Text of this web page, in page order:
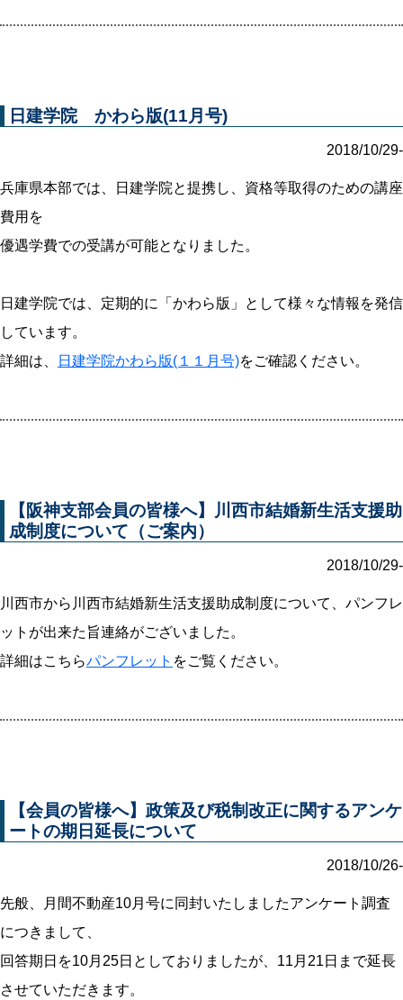
日建学院 かわら版(11月号)
2018/10/29-
兵庫県本部では、日建学院と提携し、資格等取得のための講座
費用を
優遇学費での受講が可能となりました。
日建学院では、定期的に「かわら版」として様々な情報を発信
しています。
詳細は、
日建学院かわら版(１１月号)をご確認ください。
【阪神支部会員の皆様へ】川西市結婚新生活支援助
成制度について（ご案内）
2018/10/29-
川西市から川西市結婚新生活支援助成制度について、パンフレ
ットが出来た旨連絡がございました。
詳細はこちらパンフレット をご覧ください。
【会員の皆様へ】政策及び税制改正に関するアンケ
ートの期日延長について
2018/10/26-
先般、月間不動産10月号に同封いたしましたアンケート調査
につきまして、
回答期日を10月25日としておりましたが、11月21日まで延長
させていただきます。